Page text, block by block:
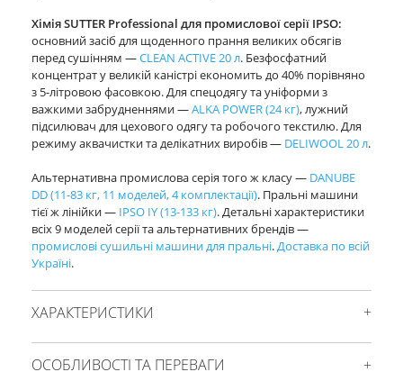
Хімія SUTTER Professional для промислової серії IPSO:
основний засіб для щоденного прання великих обсягів
перед сушінням —CLEAN ACTIVE 20 л. Безфосфатний
концентрат у великій каністрі економить до 40% порівняно
з 5-літровою фасовкою. Для спецодягу та уніформи з
важкими забрудненнями —ALKA POWER (24 кг), лужний
підсилювач для цехового одягу та робочого текстилю. Для
режиму аквачистки та делікатних виробів — DELIWOOL 20 л.
Альтернативна промислова серія того ж класу — DANUBE
DD (11-83 кг, 11 моделей, 4 комплектації). Пральні машини
тієї ж лінійки — IPSO IY (13-133 кг). Детальні характеристики
всіх 9 моделей серії та альтернативних брендів —
промислові сушильні машини для пральні.Доставка по всій
Україні.
ХАРАКТЕРИСТИКИ
ОСОБЛИВОСТІ ТА ПЕРЕВАГИ